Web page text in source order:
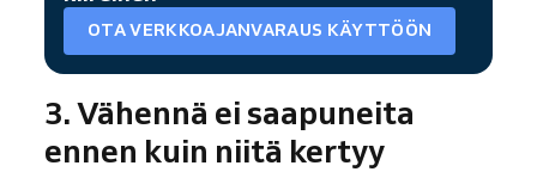
OTA VERKKOAJANVARAUS KÄYTTÖÖN
3. Vähennä ei saapuneita
ennen kuin niitä kertyy